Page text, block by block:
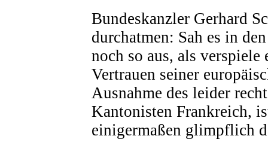
Bundeskanzler Gerhard
durchatmen: Sah es in
noch so aus, als verspiele
Vertrauen seiner
Ausnahme des leider
Kantonisten Frankreich,
einigermaßen glimpflich